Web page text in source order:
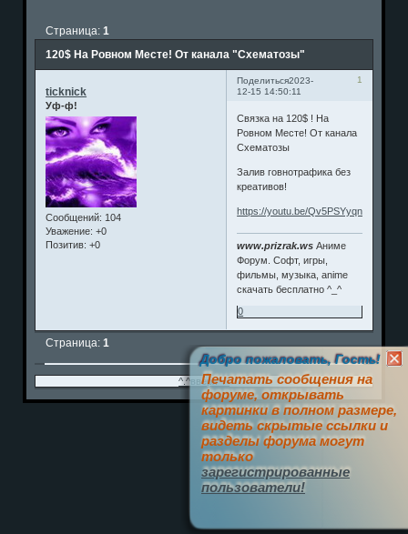
120$ На Ровном Месте! От канала "Схематозы"
Страница:1
Поделиться 1
2023-
12-15 14:50:11
ticknick
Уф-ф!
Сообщений: 104
Уважение: +0
Позитив: +0
Связка на 120$ ! На
Ровном Месте! От канала
Схематозы
Залив говнотрафика без
креативов!
https://youtu.be/Qv5PSYyqngA
www.prizrak.ws Аниме
Форум. Софт, игры,
фильмы, музыка, anime
скачать бесплатно ^_^
0
Страница:1
^.^вверх^.^
Добро пожаловать, Гость!
Печатать сообщения на
форуме, открывать
картинки в полном размере,
видеть скрытые ссылки и
разделы форума могут
только
зарегистрированные
пользователи!